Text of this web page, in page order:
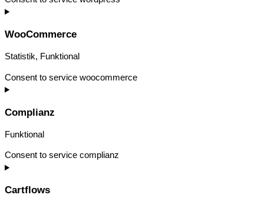
WooCommerce
Statistik, Funktional
Consent to service woocommerce
Complianz
Funktional
Consent to service complianz
Cartflows